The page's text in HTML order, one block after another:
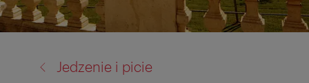
Jedzenie i picie